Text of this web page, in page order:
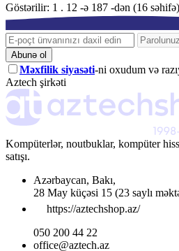
Göstərilir: 1 . 12 -ə 187 -dən (16 səhifə)
Abunə ol
Məxfilik siyasəti-ni oxudum və
Aztech şirkəti
Kompüterlər, noutbuklar, kompüter
satışı.
Azərbaycan, Bakı,
28 May küçəsi 15 (23 saylı
https://aztechshop.az/
050 200 44 22
office@aztech.az